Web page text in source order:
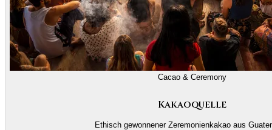
Cacao & Ceremony
Kakaoquelle
Ethisch gewonnener Zeremonienkakao aus